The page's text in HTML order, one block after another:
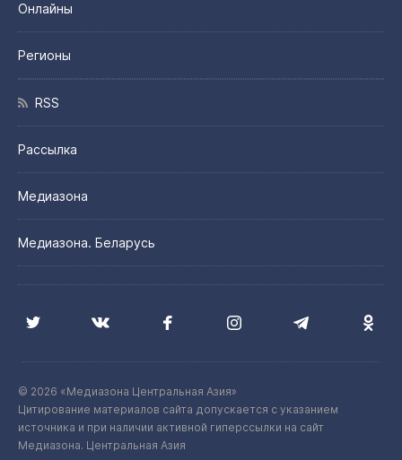
Онлайны
Регионы
RSS
Рассылка
Медиазона
Медиазона. Беларусь
© 2026 «Медиазона Центральная Азия»
Цитирование материалов сайта допускается с указанием
источника и при наличии активной гиперссылки на сайт
Медиазона. Центральная Азия